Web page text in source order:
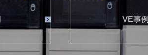
VE事例